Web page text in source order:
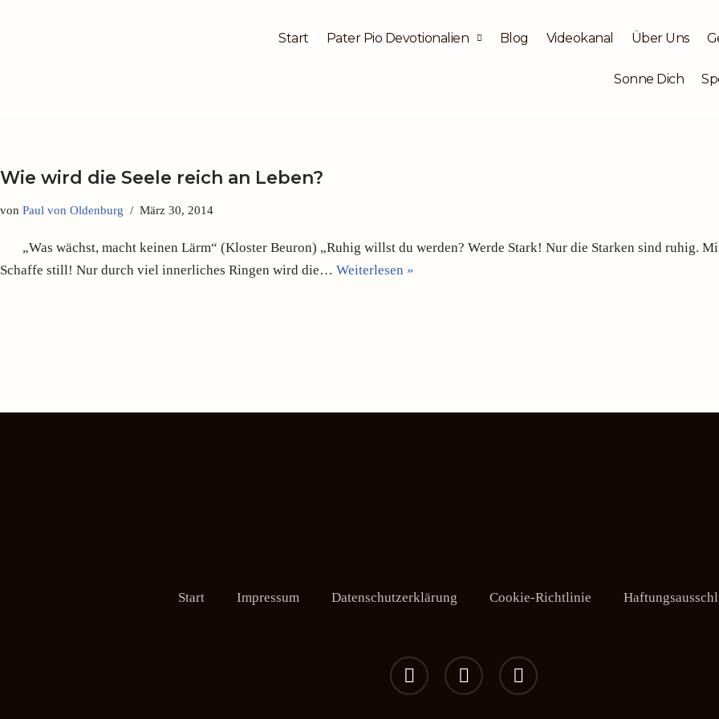
Start Pater Pio Devotionalien Blog Videokanal Über Uns
Sonne Dich
Wie wird die Seele reich an Leben?
von Paul von Oldenburg März 30, 2014
„Was wächst, macht keinen Lärm“ (Kloster Beuron) „Ruhig willst du werden? Werde Stark! Nur die Starken sind ruhig.
Schaffe still! Nur durch viel innerliches Ringen wird die… Weiterlesen »
Start Impressum Datenschutzerklärung Cookie-Richtlinie